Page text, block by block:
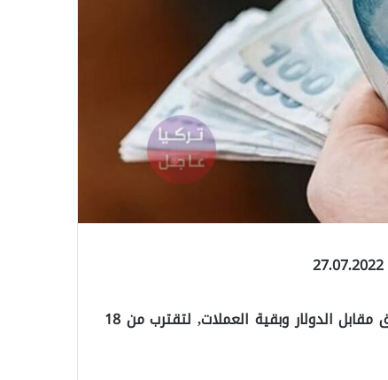
شهدت الليرة التركية انخفاضا هو الأعلى لها على الاطلاق مقابل الدولار وبقية العملات, لتقترب من 18